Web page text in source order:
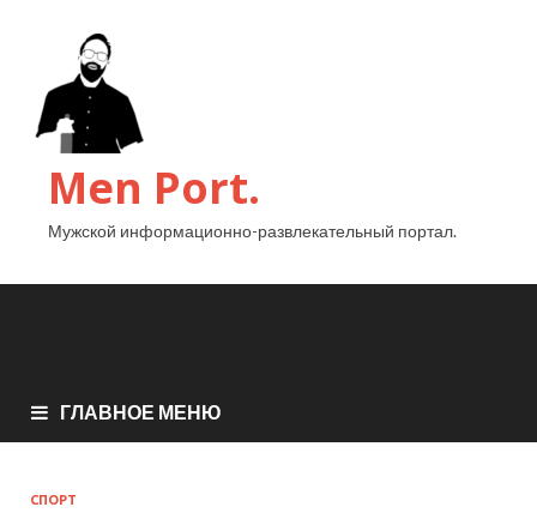
Men Port.
Мужской информационно-развлекательный портал.
ГЛАВНОЕ МЕНЮ
СПОРТ